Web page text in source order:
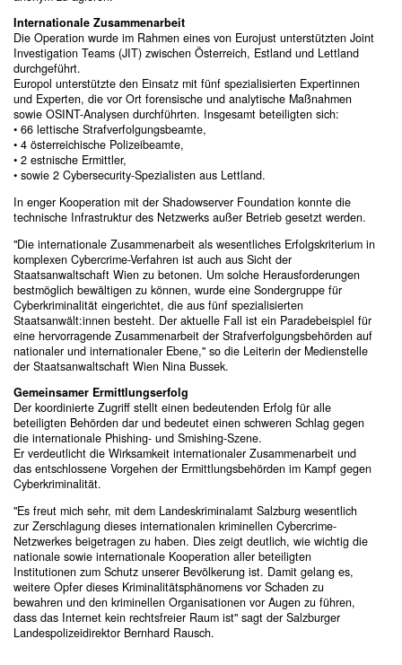
Internationale Zusammenarbeit
Die Operation wurde im Rahmen eines von Eurojust unterstützten Joint
Investigation Teams (JIT) zwischen Österreich, Estland und Lettland
durchgeführt.
Europol unterstützte den Einsatz mit fünf spezialisierten Expertinnen
und Experten, die vor Ort forensische und analytische Maßnahmen
sowie OSINT-Analysen durchführten. Insgesamt beteiligten sich:
• 66 lettische Strafverfolgungsbeamte,
• 4 österreichische Polizeibeamte,
• 2 estnische Ermittler,
• sowie 2 Cybersecurity-Spezialisten aus Lettland.
In enger Kooperation mit der Shadowserver Foundation konnte die
technische Infrastruktur des Netzwerks außer Betrieb gesetzt werden.
"Die internationale Zusammenarbeit als wesentliches Erfolgskriterium in
komplexen Cybercrime-Verfahren ist auch aus Sicht der
Staatsanwaltschaft Wien zu betonen. Um solche Herausforderungen
bestmöglich bewältigen zu können, wurde eine Sondergruppe für
Cyberkriminalität eingerichtet, die aus fünf spezialisierten
Staatsanwält:innen besteht. Der aktuelle Fall ist ein Paradebeispiel für
eine hervorragende Zusammenarbeit der Strafverfolgungsbehörden auf
nationaler und internationaler Ebene," so die Leiterin der Medienstelle
der Staatsanwaltschaft Wien Nina Bussek.
Gemeinsamer Ermittlungserfolg
Der koordinierte Zugriff stellt einen bedeutenden Erfolg für alle
beteiligten Behörden dar und bedeutet einen schweren Schlag gegen
die internationale Phishing- und Smishing-Szene.
Er verdeutlicht die Wirksamkeit internationaler Zusammenarbeit und
das entschlossene Vorgehen der Ermittlungsbehörden im Kampf gegen
Cyberkriminalität.
"Es freut mich sehr, mit dem Landeskriminalamt Salzburg wesentlich
zur Zerschlagung dieses internationalen kriminellen Cybercrime-
Netzwerkes beigetragen zu haben. Dies zeigt deutlich, wie wichtig die
nationale sowie internationale Kooperation aller beteiligten
Institutionen zum Schutz unserer Bevölkerung ist. Damit gelang es,
weitere Opfer dieses Kriminalitätsphänomens vor Schaden zu
bewahren und den kriminellen Organisationen vor Augen zu führen,
dass das Internet kein rechtsfreier Raum ist" sagt der Salzburger
Landespolizeidirektor Bernhard Rausch.